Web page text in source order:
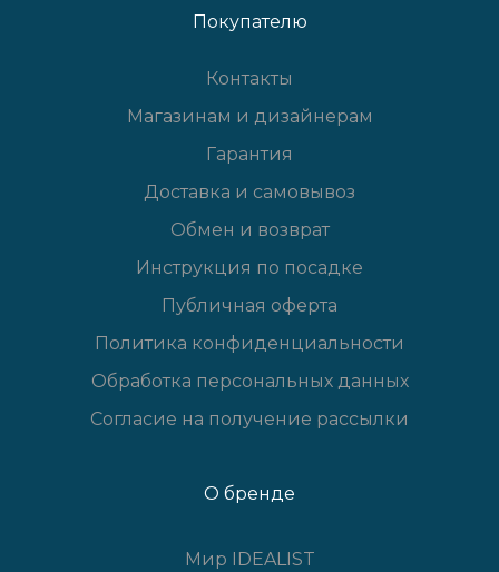
Покупателю
Контакты
Магазинам и дизайнерам
Гарантия
Доставка и самовывоз
Обмен и возврат
Инструкция по посадке
Публичная оферта
Политика конфиденциальности
Обработка персональных данных
Согласие на получение рассылки
О бренде
Мир IDEALIST